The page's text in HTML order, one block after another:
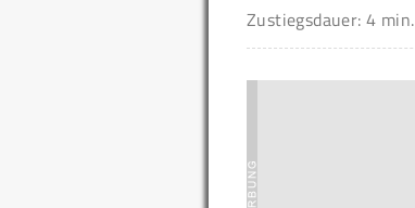
Zustiegsdauer: 4 min.